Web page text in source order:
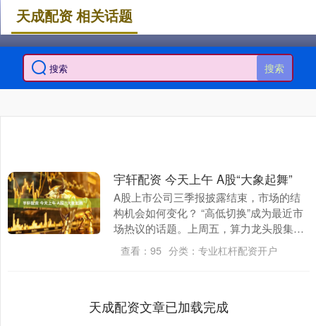
搜索
天成配资 相关话题
宇轩配资 今天上午 A股“大象起舞”
A股上市公司三季报披露结束，市场的结
构机会如何变化？ “高低切换”成为最近市
场热议的话题。上周五，算力龙头股集体
大涨。今天上午，新能源、有色金属等板
块的龙头股调....
查看： 95 分类： 专业杠杆配资开户
天成配资文章已加载完成